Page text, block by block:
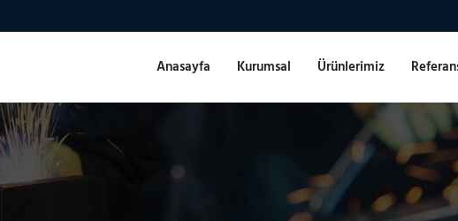
Anasayfa Kurumsal Ürünlerimiz